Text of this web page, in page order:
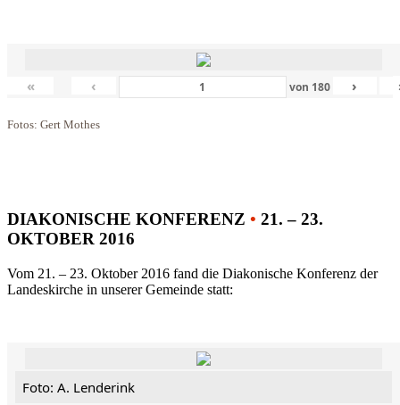
« ‹ von 180 ›
Fotos: Gert Mothes
DIAKONISCHE KONFERENZ • 21. – 23.
OKTOBER 2016
Vom 21. – 23. Oktober 2016 fand die Diakonische Konferenz der
Landeskirche in unserer Gemeinde statt:
Foto: A. Lenderink